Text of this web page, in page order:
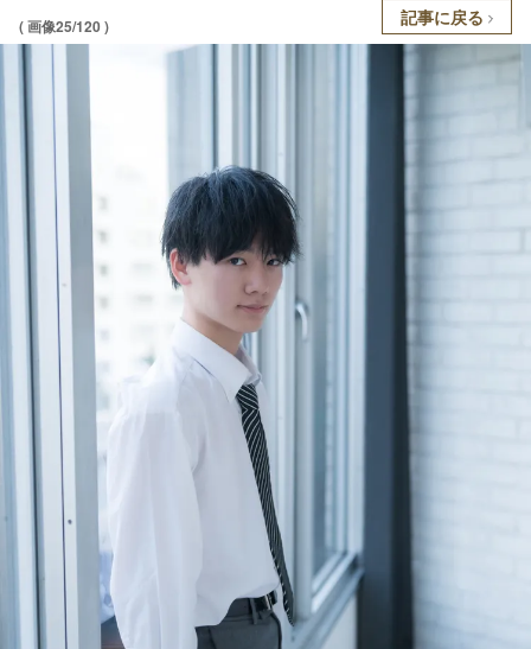
( 画像25/120 ) 記事に戻る